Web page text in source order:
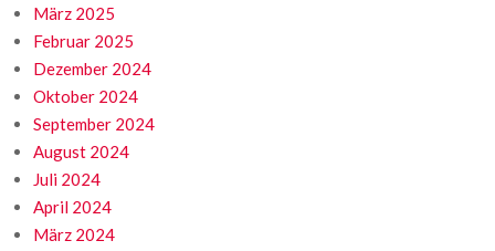
März 2025
Februar 2025
Dezember 2024
Oktober 2024
September 2024
August 2024
Juli 2024
April 2024
März 2024